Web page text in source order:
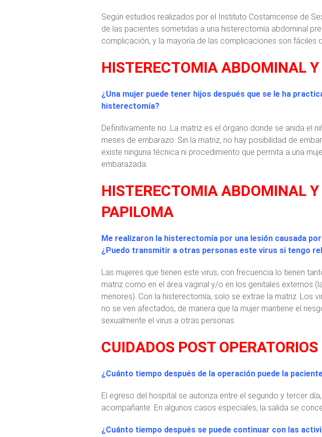
Según estudios realizados por el Instituto Costarricense de
de las pacientes sometidas a una histerectomía abdominal
complicación, y la mayoría de las complicaciones son fáciles
HISTERECTOMIA ABDOMINAL
¿Una mujer puede tener hijos después que se le ha
histerectomía?
Definitivamente no. La matriz es el órgano donde se anida el
meses de embarazo. Sin la matriz, no hay posibilidad de
existe ninguna técnica ni procedimiento que permita a una
embarazada.
HISTERECTOMIA ABDOMINAL
PAPILOMA
Me realizaron la histerectomía por una lesión causada
¿Puedo transmitir a otras personas este virus si tengo
Las mujeres que tienen este virus, con frecuencia lo tienen
matriz como en el área vaginal y/o en los genitales externos
menores). Con la histerectomía, solo se extrae la matriz. Los
no se ven afectados, de manera que la mujer mantiene el
sexualmente el virus a otras personas.
CUIDADOS POST OPERATORIOS
¿Cuánto tiempo después de la operación puede la
El egreso del hospital se autoriza entre el segundo y tercer
acompañante. En algunos casos especiales, la salida se
¿Cuánto tiempo después se puede continuar con las